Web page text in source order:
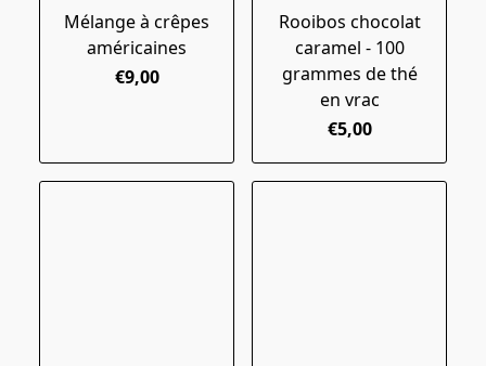
Mélange à crêpes
américaines
€9,00
Rooibos chocolat
caramel - 100
grammes de thé
en vrac
€5,00